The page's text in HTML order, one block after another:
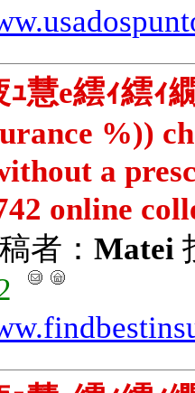
ｭ慧e繧ｨ繧ｨ
%))
a
online
者： Matei